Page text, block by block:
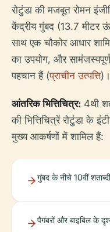
रोटुंडा की मजबूत रोमन
केंद्रीय गुंबद (13.7 मीटर
साथ एक चौकोर आधार
का उपयोग, और
पहचान हैं (प्राचीन उत्पत्ति)।
आंतरिक भित्तिचित्र: 4थी
की भित्तिचित्रें रोटुंडा के
मुख्य आकर्षणों में शामिल हैं:
गुंबद के नीचे 10वीं
पैगंबरों और बाइबिल के